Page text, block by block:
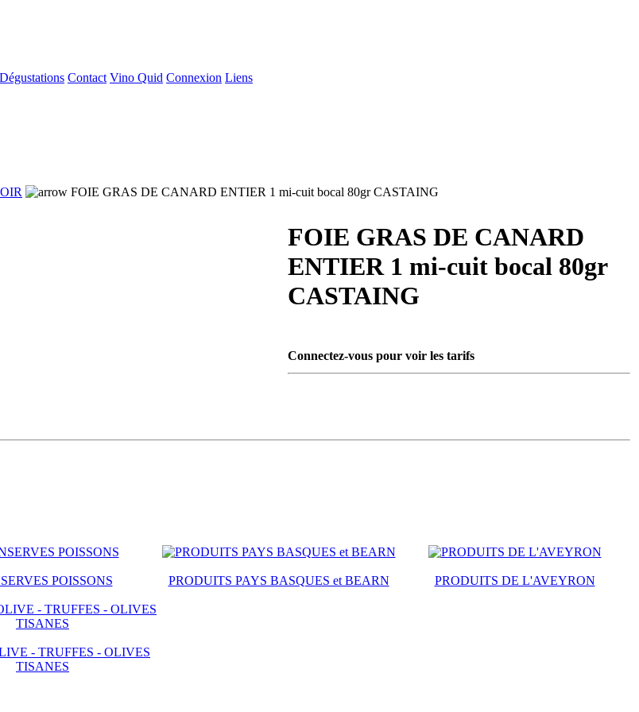
Dégustations Contact Vino Quid Connexion Liens
FOIE GRAS DE CANARD ENTIER 1 mi-cuit bocal 80gr CASTAING
FOIE GRAS DE CANARD
ENTIER 1 mi-cuit bocal 80gr
CASTAING
Connectez-vous pour voir les tarifs
POISSONS PRODUITS PAYS BASQUES et BEARN PRODUITS DE L'AVEYRON
- TRUFFES - OLIVES
TISANES